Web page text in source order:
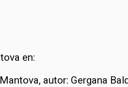
en:
autor: Gergana